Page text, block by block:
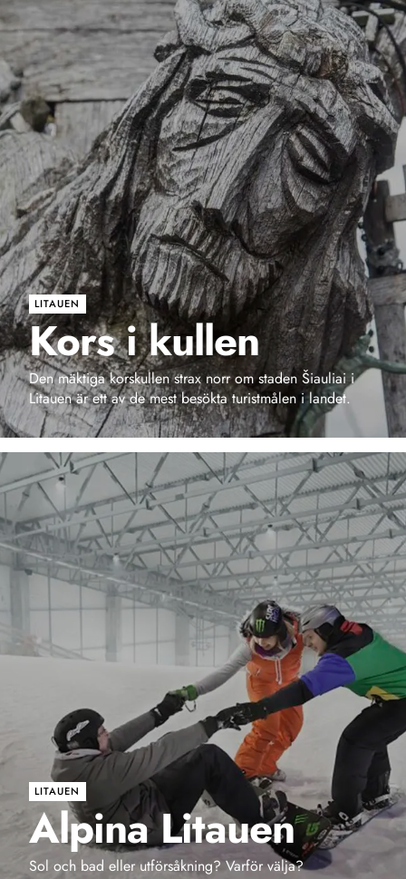
LITAUEN
Kors i kullen
Den mäktiga korskullen strax norr om staden Šiauliai i
Litauen är ett av de mest besökta turistmålen i landet.
LITAUEN
Alpina Litauen
Sol och bad eller utförsåkning? Varför välja?